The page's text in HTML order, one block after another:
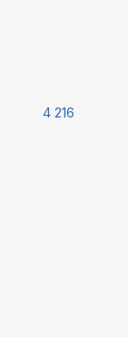
4 216